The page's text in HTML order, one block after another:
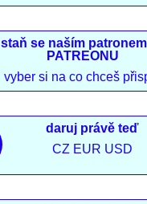
staň se naším
PATREONU
vyber si na co chceš
daruj právě teď
CZ EUR USD